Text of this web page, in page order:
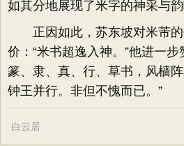
如其分地展现了米字的神采与韵
正因如此，苏东坡对米芾
价：“米书超逸入神。”他进一步
篆、隶、真、行、草书，风樯
钟王并行。非但不愧而已。”
白云居